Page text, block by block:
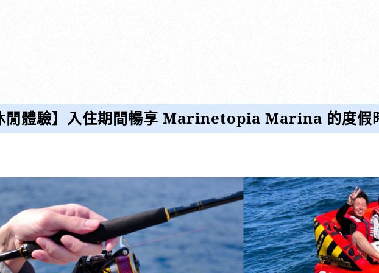
閒體驗】入住期間暢享 Marinetopia Marina 的度假